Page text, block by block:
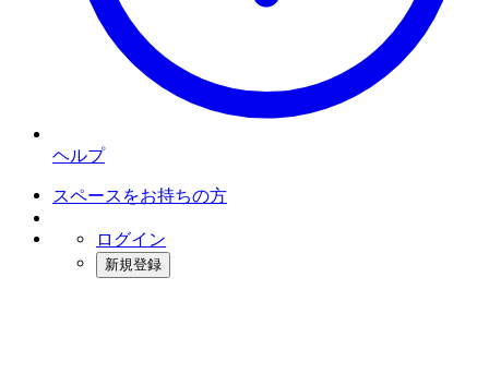
ヘルプ
スペースをお持ちの方
ログイン
新規登録